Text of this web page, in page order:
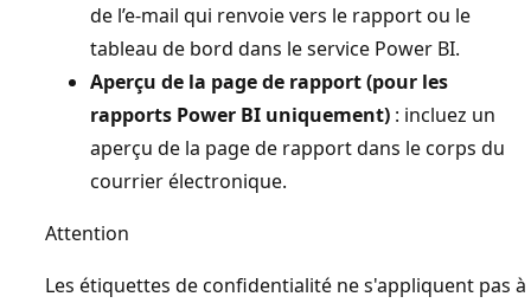
de l’e-mail qui renvoie vers le rapport ou le
tableau de bord dans le service Power BI.
Aperçu de la page de rapport (pour les
rapports Power BI uniquement) : incluez un
aperçu de la page de rapport dans le corps du
courrier électronique.
Attention
Les étiquettes de confidentialité ne s'appliquent pas à